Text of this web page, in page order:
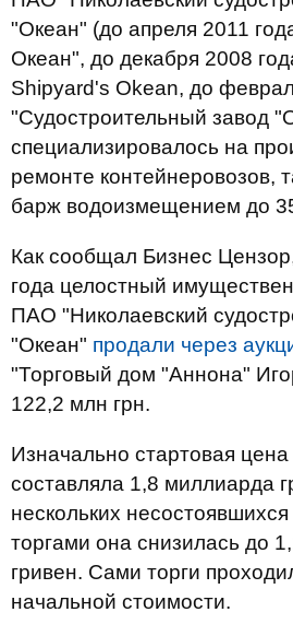
"Океан" (до апреля 2011
Океан", до декабря 2008
Shipyard's Okean, до
"Судостроительный завод
специализировалось на
ремонте контейнеровозов,
барж водоизмещением до
Как сообщал Бизнес
года целостный
ПАО "Николаевский
"Океан" продали через
"Торговый дом "Аннона"
122,2 млн грн.
Изначально стартовая
составляла 1,8 миллиарда
нескольких
торгами она снизилась до
гривен. Сами торги
начальной стоимости.